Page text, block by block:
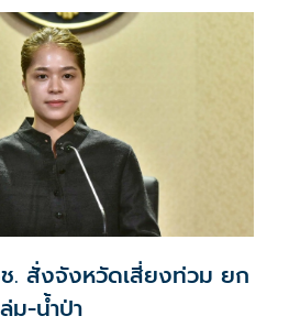
. สั่งจังหวัดเสี่ยงท่วม ยก
ม-น้ำป่า